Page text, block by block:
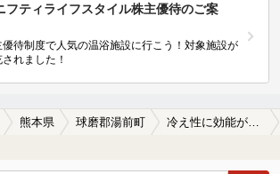
フティライフスタイル株主優待のご案
優待制度で人気の温浴施設に行こう！対象施設が
れました！
熊本県 球磨郡湯前町 冷え性に効能がある球磨郡湯前町の温泉、日帰り温泉、スーパー銭湯おすすめ